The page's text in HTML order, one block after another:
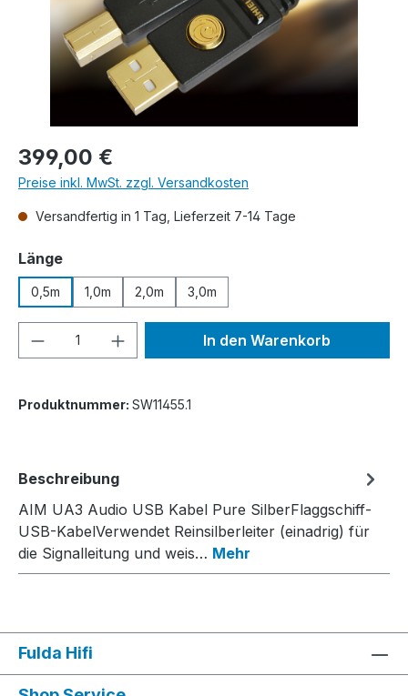
Regulärer Preis:
399,00 €
Preise inkl. MwSt. zzgl. Versandkosten
Versandfertig in 1 Tag, Lieferzeit 7-14 Tage
Längeauswählen
0,5m 1,0m 2,0m 3,0m
Produkt Anzahl: Gib denIn den Warenkorb
Produktnummer: SW11455.1
Beschreibung
AIM UA3 Audio USB Kabel Pure SilberFlaggschiff-
USB-KabelVerwendet Reinsilberleiter (einadrig) für
die Signalleitung und weis… Mehr
Fulda Hifi